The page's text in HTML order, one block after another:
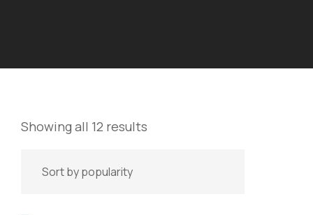
Showing all 12 results